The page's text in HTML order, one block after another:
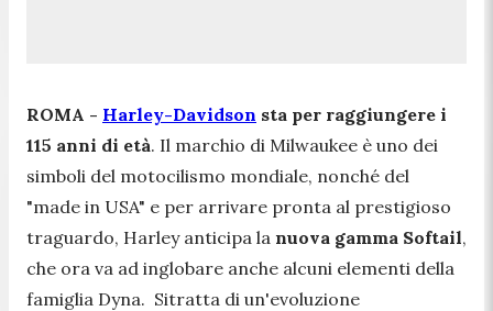
ROMA - Harley-Davidson sta per raggiungere i
115 anni di età. Il marchio di Milwaukee è uno dei
simboli del motocilismo mondiale, nonché del
"made in USA" e per arrivare pronta al prestigioso
traguardo, Harley anticipa la nuova gamma Softail,
che ora va ad inglobare anche alcuni elementi della
famiglia Dyna. Sitratta di un'evoluzione